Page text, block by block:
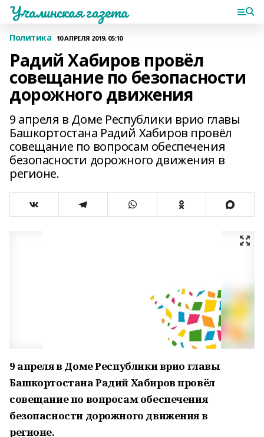
Учалинская газета
Политика 10 АПРЕЛЯ 2019, 05:10
Радий Хабиров провёл
совещание по безопасности
дорожного движения
9 апреля в Доме Республики врио главы
Башкортостана Радий Хабиров провёл
совещание по вопросам обеспечения
безопасности дорожного движения в
регионе.
9 апреля в Доме Республики врио главы
Башкортостана Радий Хабиров провёл
совещание по вопросам обеспечения
безопасности дорожного движения в
регионе.